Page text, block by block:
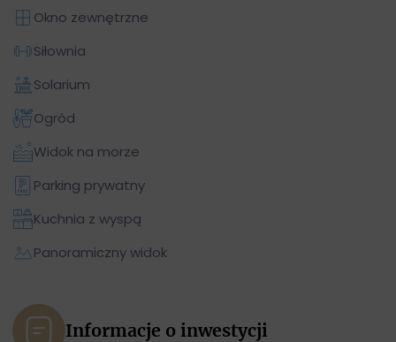
Okno zewnętrzne
Siłownia
Solarium
Ogród
Widok na morze
Parking prywatny
Kuchnia z wyspą
Panoramiczny widok
Informacje o inwestycji